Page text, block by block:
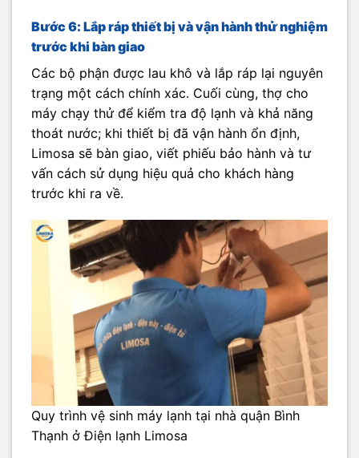
Bước 6: Lắp ráp thiết bị và vận hành thử nghiệm
trước khi bàn giao
Các bộ phận được lau khô và lắp ráp lại nguyên
trạng một cách chính xác. Cuối cùng, thợ cho
máy chạy thử để kiểm tra độ lạnh và khả năng
thoát nước; khi thiết bị đã vận hành ổn định,
Limosa sẽ bàn giao, viết phiếu bảo hành và tư
vấn cách sử dụng hiệu quả cho khách hàng
trước khi ra về.
Quy trình vệ sinh máy lạnh tại nhà quận Bình
Thạnh ở Điện lạnh Limosa